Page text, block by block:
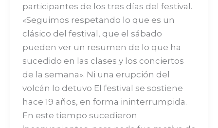
participantes de los tres días del festival.
«Seguimos respetando lo que es un
clásico del festival, que el sábado
pueden ver un resumen de lo que ha
sucedido en las clases y los conciertos
de la semana». Ni una erupción del
volcán lo detuvo El festival se sostiene
hace 19 años, en forma ininterrumpida.
En este tiempo sucedieron